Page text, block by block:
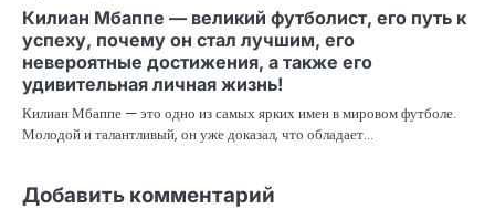
Килиан Мбаппе — великий футболист, его путь к
успеху, почему он стал лучшим, его
невероятные достижения, а также его
удивительная личная жизнь!
Килиан Мбаппе — это одно из самых ярких имен в мировом футболе.
Молодой и талантливый, он уже доказал, что обладает…
Добавить комментарий